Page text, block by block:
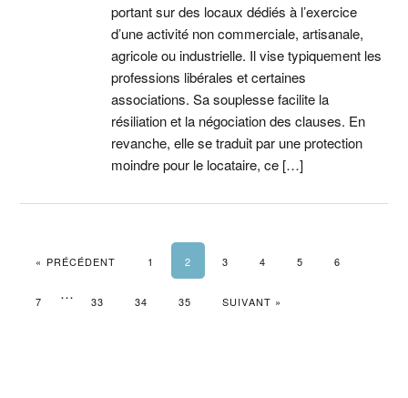
portant sur des locaux dédiés à l’exercice
d’une activité non commerciale, artisanale,
agricole ou industrielle. Il vise typiquement les
professions libérales et certaines
associations. Sa souplesse facilite la
résiliation et la négociation des clauses. En
revanche, elle se traduit par une protection
moindre pour le locataire, ce […]
« PRÉCÉDENT 1 2 3 4 5 6
7 … 33 34 35 SUIVANT »